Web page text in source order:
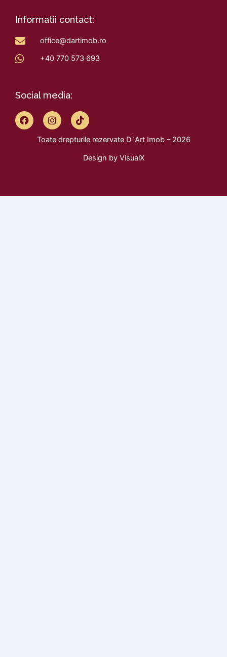
Informatii contact:
office@dartimob.ro
+40 770 573 693
Social media:
F
a
I
n
t
T
i
t
k
Toate drepturile rezervate D`Art Imob – 2026
Design by VisualX